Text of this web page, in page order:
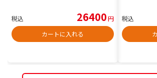
税込 26400円
カートに入れる
税込